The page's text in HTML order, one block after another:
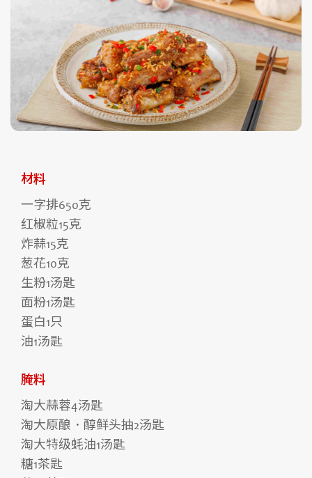
材料
一字排650克
红椒粒15克
炸蒜15克
葱花10克
生粉1汤匙
面粉1汤匙
蛋白1只
油1汤匙
腌料
淘大蒜蓉4汤匙
淘大原酿．醇鲜头抽2汤匙
淘大特级蚝油1汤匙
糖1茶匙